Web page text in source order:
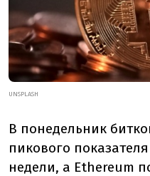
UNSPLASH
В понедельник
пикового
недели, а Ethereum